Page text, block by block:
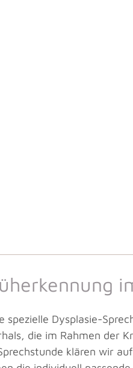
Dysplasie-
die im Rahmen der
klären wir